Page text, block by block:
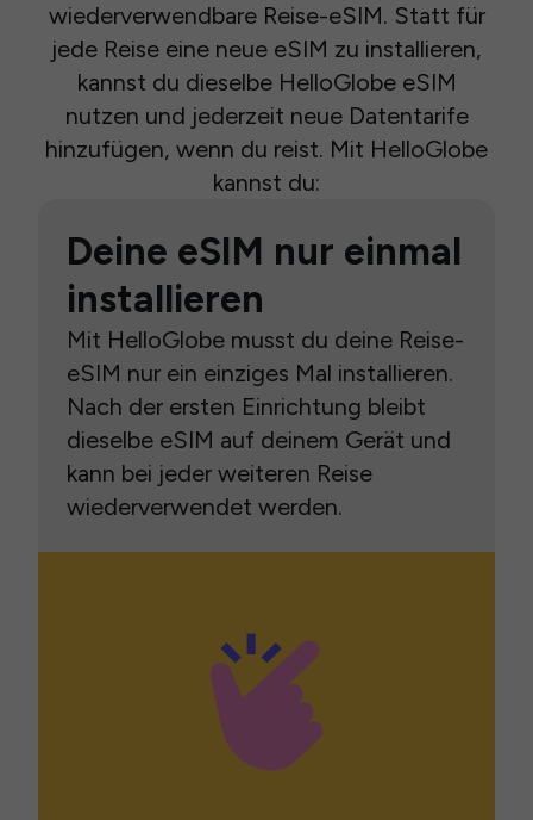
wiederverwendbare Reise-eSIM. Statt für
jede Reise eine neue eSIM zu installieren,
kannst du dieselbe HelloGlobe eSIM
nutzen und jederzeit neue Datentarife
hinzufügen, wenn du reist. Mit HelloGlobe
kannst du:
Deine eSIM nur einmal
installieren
Mit HelloGlobe musst du deine Reise-
eSIM nur ein einziges Mal installieren.
Nach der ersten Einrichtung bleibt
dieselbe eSIM auf deinem Gerät und
kann bei jeder weiteren Reise
wiederverwendet werden.